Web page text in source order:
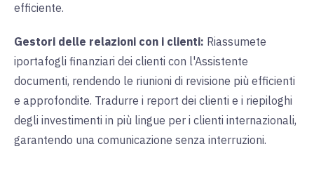
efficiente.
Gestori delle relazioni con i clienti: Riassumete
iportafogli finanziari dei clienti con l'Assistente
documenti, rendendo le riunioni di revisione più efficienti
e approfondite. Tradurre i report dei clienti e i riepiloghi
degli investimenti in più lingue per i clienti internazionali,
garantendo una comunicazione senza interruzioni.